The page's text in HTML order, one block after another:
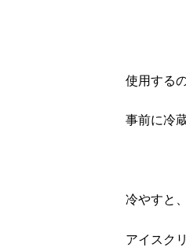
使用する
事前に冷
冷やすと
アイスク